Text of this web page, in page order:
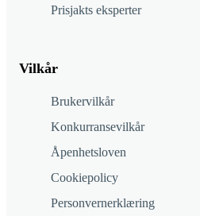
Prisjakts eksperter
Vilkår
Brukervilkår
Konkurransevilkår
Åpenhetsloven
Cookiepolicy
Personvernerklæring